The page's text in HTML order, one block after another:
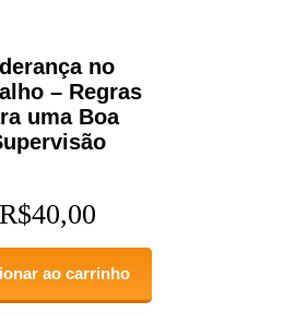
no
– Regras
uma Boa
R$40,00
ao carrinho